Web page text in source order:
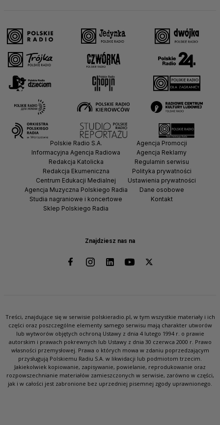
Znajdziesz nas na
Polskie Radio S.A.
Informacyjna Agencja Radiowa
Redakcja Katolicka
Redakcja Ekumeniczna
Centrum Edukacji Medialnej
Agencja Muzyczna Polskiego Radia
Studia nagraniowe i koncertowe
Sklep Polskiego Radia
Agencja Promocji
Agencja Reklamy
Regulamin serwisu
Polityka prywatności
Ustawienia prywatności
Dane osobowe
Kontakt
Treści, znajdujące się w serwisie polskieradio.pl, w tym wszystkie materiały i ich
części oraz poszczególne elementy samego serwisu mają charakter utworów
lub wytworów objętych ochroną Ustawy z dnia 4 lutego 1994 r. o prawie
autorskim i prawach pokrewnych lub Ustawy z dnia 30 czerwca 2000 r. Prawo
własności przemysłowej. Prawa o których mowa w zdaniu poprzedzającym
przysługują Polskiemu Radiu S.A. w likwidacji lub podmiotom trzecim.
Jakiekolwiek kopiowanie, zapisywanie, powielanie, reprodukowanie oraz
rozpowszechnianie materiałów zamieszczonych w serwisie, zarówno w części,
jak i w całości jest zabronione bez uprzedniej pisemnej zgody uprawnionego.